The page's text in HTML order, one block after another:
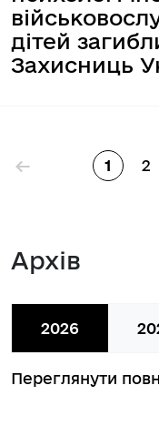
дітей
Захисниць
Розбивка на
← 1 2
Архів
2026
Переглянути